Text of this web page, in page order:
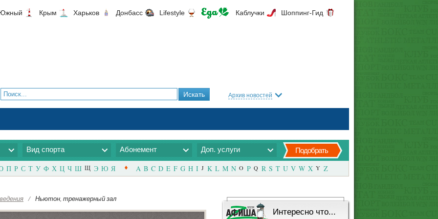
Крым Харьков Донбасс Lifestyle Каблучки Шоппинг-Гид
Архив новостей
Вид спорта Абонемент Доп. услуги Подобрать
П Р С Т У Ф Х Ц Ч Ш Щ Э Ю Я A B C D E F G H I J K L M N O P Q R S T U V W X Y Z
/ Ньютон, тренажерный зал
Интересно что...